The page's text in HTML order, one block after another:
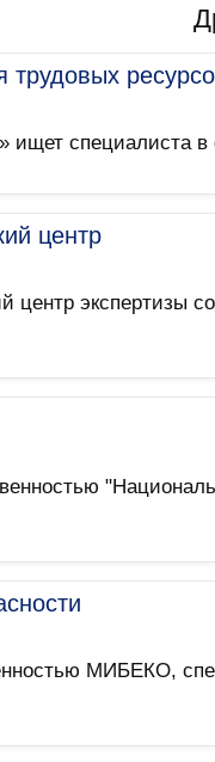
трудовых
ищет специалиста
центр
центр
МИБЕКО,